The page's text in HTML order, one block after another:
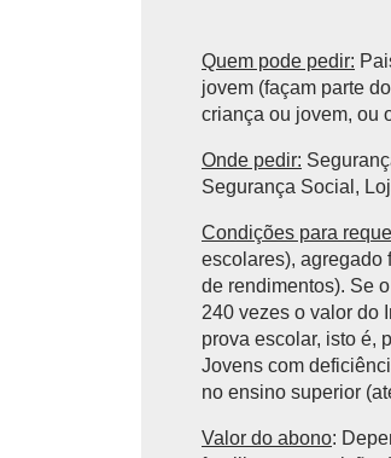
Quem pode pedir:
jovem (façam parte
criança ou jovem, ou
Onde pedir:
Segurança Social,
Condições para
escolares), agregado
de rendimentos). Se
240 vezes o valor do
prova escolar, isto é,
Jovens com
no ensino superior
Valor do abono: